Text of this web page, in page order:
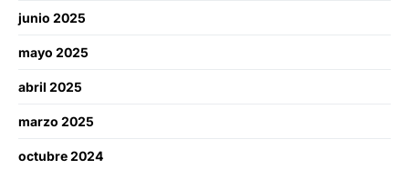
junio 2025
mayo 2025
abril 2025
marzo 2025
octubre 2024